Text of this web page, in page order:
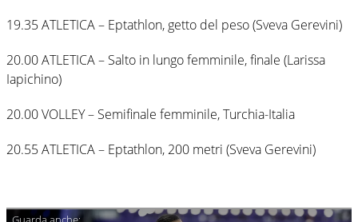
19.35 ATLETICA – Eptathlon, getto del peso (Sveva Gerevini)
20.00 ATLETICA – Salto in lungo femminile, finale (Larissa
Iapichino)
20.00 VOLLEY – Semifinale femminile, Turchia-Italia
20.55 ATLETICA – Eptathlon, 200 metri (Sveva Gerevini)